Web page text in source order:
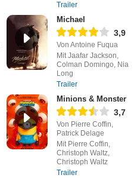
Trailer
Michael
3,9
Von Antoine Fuqua
Mit Jaafar Jackson,
Colman Domingo, Nia
Long
Trailer
Minions & Monster
3,7
Von Pierre Coffin,
Patrick Delage
Mit Pierre Coffin,
Christoph Waltz,
Christoph Waltz
Trailer